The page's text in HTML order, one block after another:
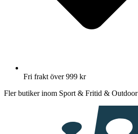
Fri frakt över 999 kr
Fler butiker inom Sport & Fritid & Outdoor